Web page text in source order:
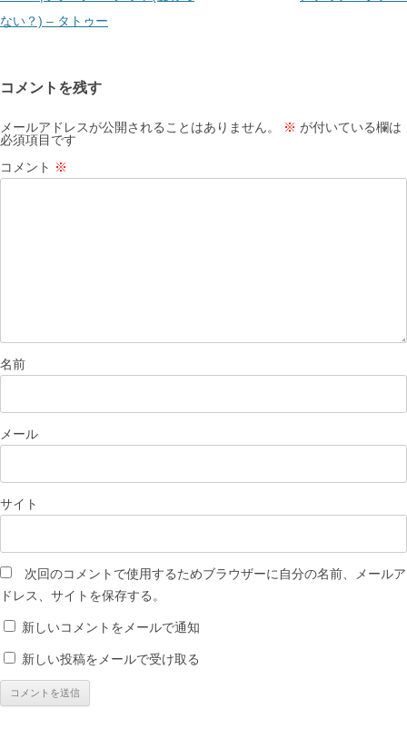
ナ
ー
シ
ョ
ン
ない？) – タトゥー
コメントを残す
メールアドレスが公開されることはありません。 ※ が付いている欄は
必須項目です
コメント ※
名前
メール
サイト
次回のコメントで使用するためブラウザーに自分の名前、メールア
ドレス、サイトを保存する。
新しいコメントをメールで通知
新しい投稿をメールで受け取る